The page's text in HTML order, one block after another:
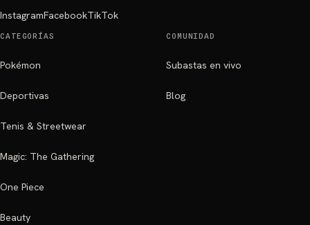
InstagramFacebookTikTok
CATEGORÍAS
Pokémon
Deportivas
Tenis & Streetwear
Magic: The Gathering
One Piece
Beauty
COMUNIDAD
Subastas en vivo
Blog